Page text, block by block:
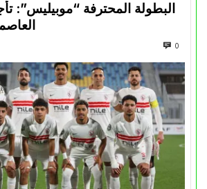
البطولة المحترفة “موبيليس”:
0